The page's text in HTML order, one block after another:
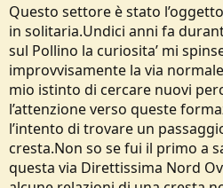
Questo settore è stato
in solitaria.Undici anni fa
sul Pollino la curiosita’ mi
improvvisamente la via
mio istinto di cercare nuovi
l’attenzione verso queste
l’intento di trovare un
cresta.Non so se fui il primo a
questa via Direttissima Nord